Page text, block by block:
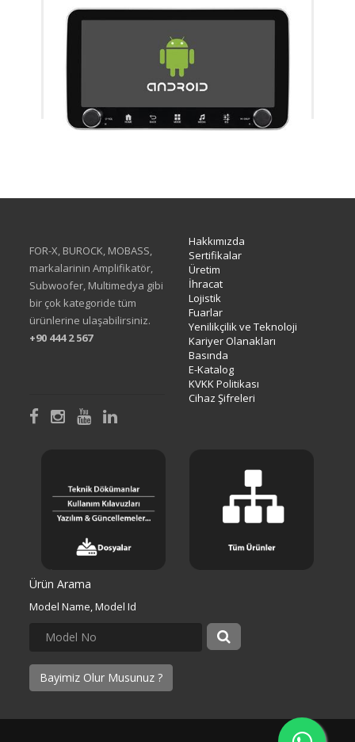
FOR-X, BUROCK, MOBASS,
markalarinin Amplifikatör,
Subwoofer, Multimedya gibi
bir çok kategoride tüm
ürünlerine ulaşabilirsiniz.
+90 444 2 567
Hakkımızda
Sertifikalar
Üretim
İhracat
Lojistik
Fuarlar
Yenilikçilik ve Teknoloji
Kariyer Olanakları
Basında
E-Katalog
KVKK Politikası
Cihaz Şifreleri
Ürün Arama
Model Name, Model Id
Bayimiz Olur Musunuz ?